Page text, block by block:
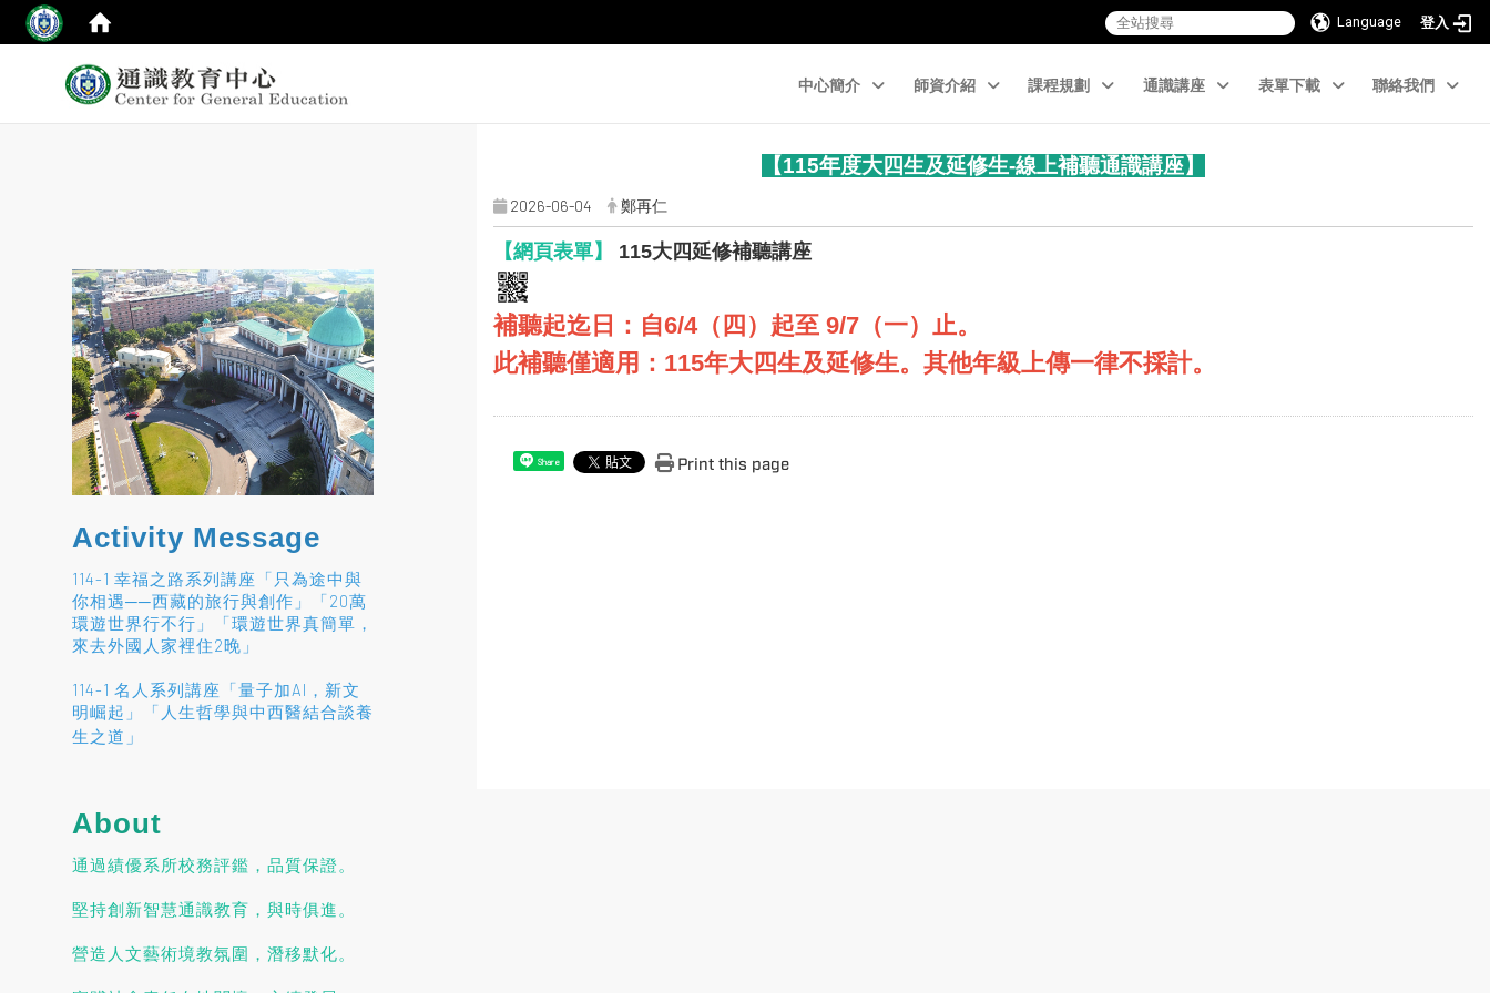
Language 登入
中心簡介 師資介紹 課程規劃 通識講座 表單下載 聯絡我們
【115年度大四生及延修生-線上補聽通識講座】
2026-06-04 鄭再仁
【網頁表單】 115大四延修補聽講座
補聽起迄日：自6/4（四）起至 9/7（一）止。
此補聽僅適用：115年大四生及延修生。其他年級上傳一律不採計。
Share Print this page
Activity Message
114-1 幸福之路系列講座「只為途中與
你相遇──西藏的旅行與創作」「20萬
環遊世界行不行」「環遊世界真簡單，
來去外國人家裡住2晚」
114-1 名人系列講座「量子加AI，新文
明崛起」「人生哲學與中西醫結合談養
生之道 」
About
通過績優系所校務評鑑，品質保證。
堅持創新智慧通識教育，與時俱進。
營造人文藝術境教氛圍，潛移默化。